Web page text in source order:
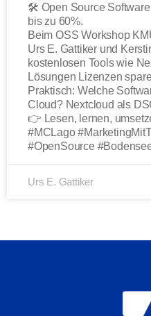
🛠️ Open Source
bis zu 60%.
Beim OSS Workshop
Urs E. Gattiker und
kostenlosen Tools wie
Lösungen Lizenzen
Praktisch: Welche
Cloud? Nextcloud als
👉 Lesen, lernen,
#MCLago
#OpenSource
Urs E. Gattiker